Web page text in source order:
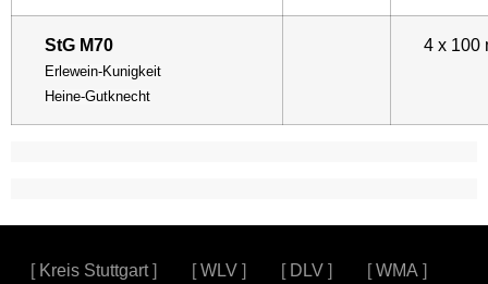
StG M70
Erlewein-Kunigkeit
Heine-Gutknecht
4 x 100
[ Kreis Stuttgart] [WLV ] [ DLV ] [WMA ]